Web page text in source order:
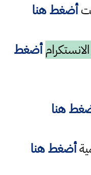
أضغط هنا
أضغط
هنا
أضغط هنا